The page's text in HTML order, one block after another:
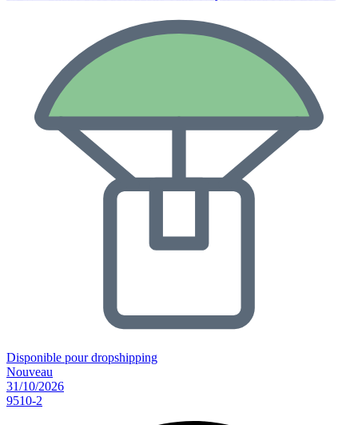
Disponible pour dropshipping
Nouveau
31/10/2026
9510-2